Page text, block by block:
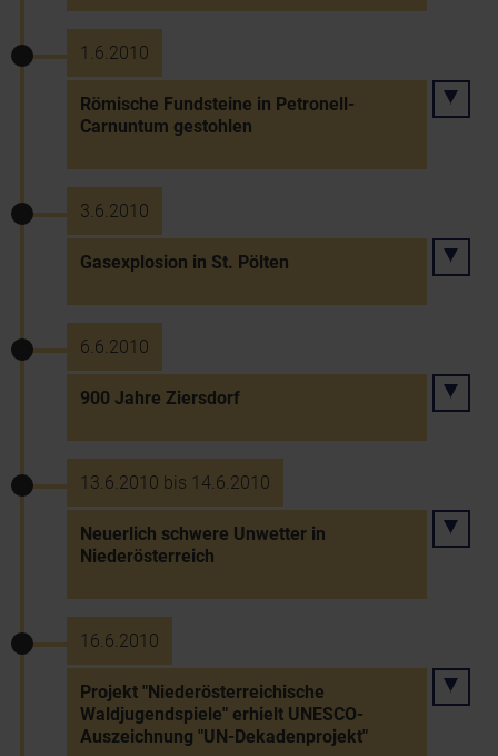
1.6.2010
Römische Fundsteine in Petronell-
Carnuntum gestohlen
3.6.2010
Gasexplosion in St. Pölten
6.6.2010
900 Jahre Ziersdorf
13.6.2010 bis 14.6.2010
Neuerlich schwere Unwetter in
Niederösterreich
16.6.2010
Projekt "Niederösterreichische
Waldjugendspiele" erhielt UNESCO-
Auszeichnung "UN-Dekadenprojekt"